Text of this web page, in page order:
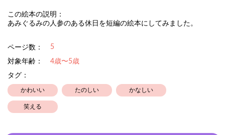
この絵本の説明：
あみぐるみの人参のある休日を短編の絵本にしてみました。
ページ数： 5
対象年齢：
4歳〜5歳
タグ：
かわいい たのしい かなしい
笑える